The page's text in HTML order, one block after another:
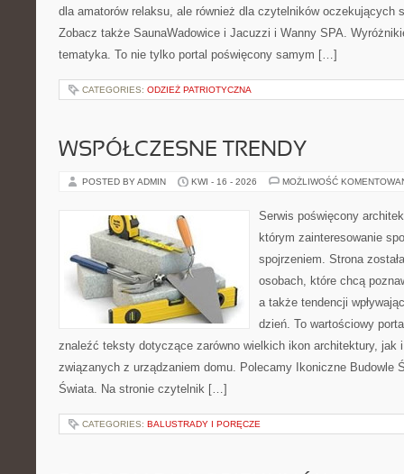
dla amatorów relaksu, ale również dla czytelników oczekujących
Zobacz także SaunaWadowice i Jacuzzi i Wanny SPA.
tematyka. To nie tylko portal poświęcony samym […]
CATEGORIES: ODZIEŻ PATRIOTYCZNA
WSPÓŁCZESNE TRENDY
POSTED BY ADMIN KWI - 16 - 2026 MOŻLIWOŚĆ
Serwis poświęcony
którym zainteresowanie
spojrzeniem. Strona
osobach, które chcą
a także tendencji
dzień. To wartościowy
znaleźć teksty dotyczące zarówno wielkich ikon architektury, jak
związanych z urządzaniem domu. Polecamy Ikoniczne Budowle
Świata. Na stronie czytelnik […]
CATEGORIES: BALUSTRADY I PORĘCZE